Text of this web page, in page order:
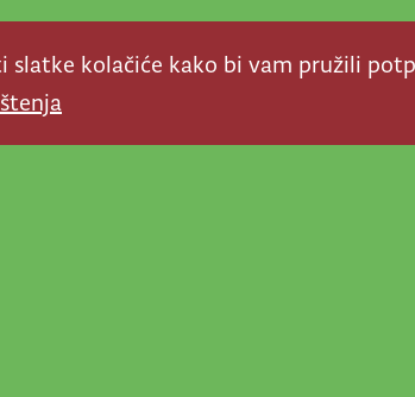
slatke kolačiće kako bi vam pružili